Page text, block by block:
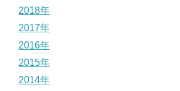
2018年
2017年
2016年
2015年
2014年